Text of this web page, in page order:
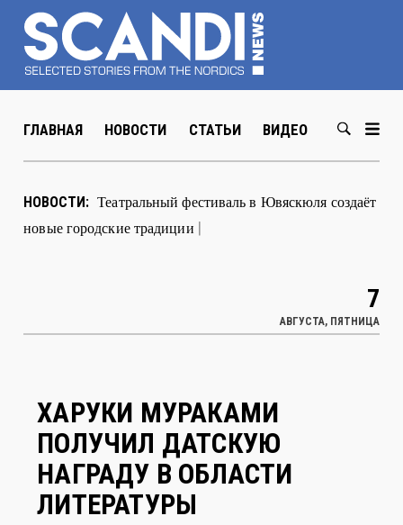
ГЛАВНАЯ НОВОСТИ СТАТЬИ ВИДЕО ABOUT US
НОВОСТИ: Театральный фестиваль в Ювяск|
АВГУСТА, ПЯТНИЦА
ПОЛУЧИЛ ДАТСКУЮ
НАГРАДУ В ОБЛАСТИ
ЛИТЕРАТУРЫ